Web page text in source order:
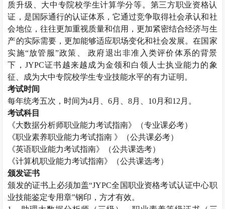
质升级、大中专院校学生计算学分等。第三方职业资格认
证，是国际通行的认证体系，它通过竞争取得社会承认和社
会地位，往往更加重视质量和信用，更加紧密结合经济与生
产的实际需要，更加能够适应职场变化和社会发展。在国家
实施“放管服”政策、 政府退出非准入类评价体系的背景
下， JYPC证书越来越成为金领和白领人士执业能力的象
征、成为大中专院校学生专业技能水平的有力证明。
考试时间
每年统考五次，时间为4月、6月、8月、 10月和12 月。
考试科目
《大数据分析师职业能力考试指南》（专业课必考）
《职业素养职业能力考试指南 》（公共课必考）
《英语职业能力考试指南》（公共课选考）
《计算机职业能力考试指南》（公共课选考）
颁发证书
颁发的证书上必须加盖“JYPC全国职业资格考试认证中心职
业技能鉴定专用章”钢印，方才有效。